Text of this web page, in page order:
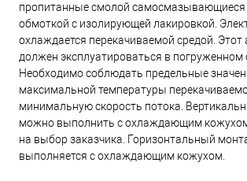
пропитанные смолой
обмоткой с изолирующей лакировкой.
охлаждается перекачиваемой средой. Этот
должен эксплуатироваться в погруженном
Необходимо соблюдать предельные
максимальной температуры
минимальную скорость потока.
можно выполнить с охлаждающим
на выбор заказчика. Горизонтальный
выполняется с охлаждающим кожухом.